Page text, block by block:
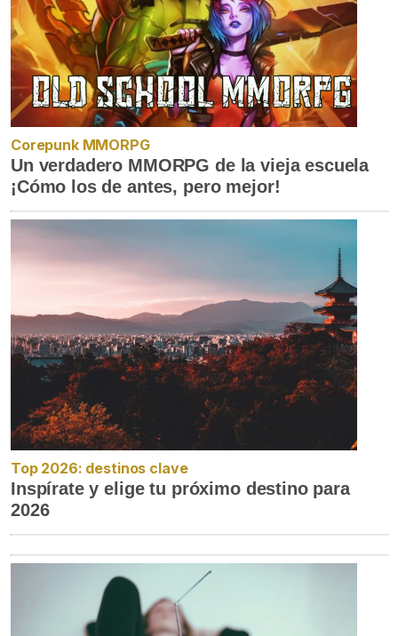
Corepunk MMORPG
Un verdadero MMORPG de la vieja escuela
¡Cómo los de antes, pero mejor!
Top 2026: destinos clave
Inspírate y elige tu próximo destino para
2026